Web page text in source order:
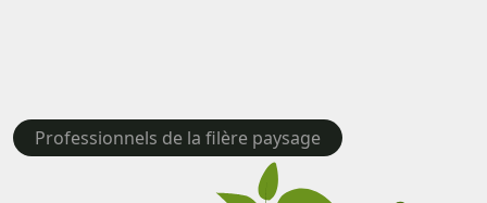
Professionnels de la filère paysage